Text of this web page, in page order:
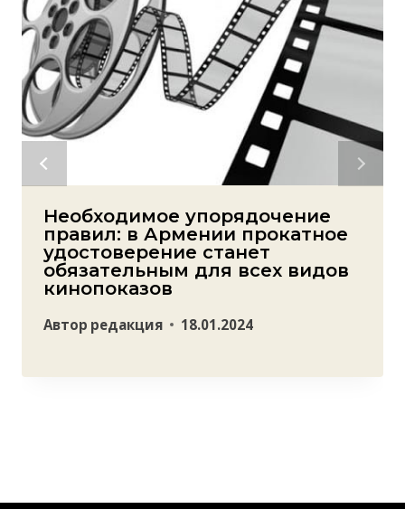
Необходимое упорядочение
правил: в Армении прокатное
удостоверение станет
обязательным для всех видов
кинопоказов
Автор редакция 18.01.2024